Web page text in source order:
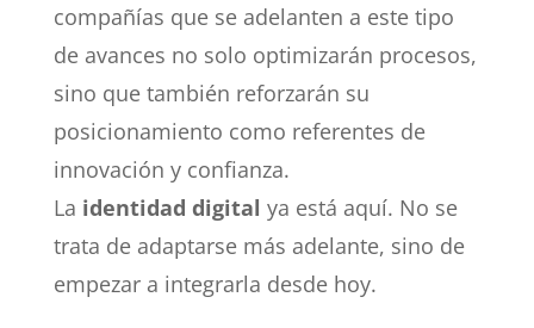
compañías que se adelanten a este tipo
de avances no solo optimizarán procesos,
sino que también reforzarán su
posicionamiento como referentes de
innovación y confianza.
La identidad digital ya está aquí. No se
trata de adaptarse más adelante, sino de
empezar a integrarla desde hoy.